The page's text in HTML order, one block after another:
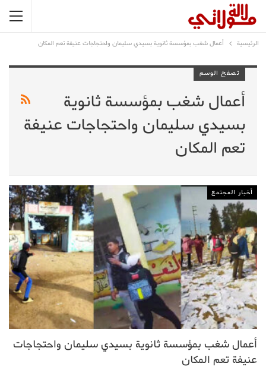
الرئيسية أعمال شغب بمؤسسة ثانوية بسيدي سليمان واحتجاجات عنيفة تعم المكان
تصفح الوسم
أعمال شغب بمؤسسة ثانوية
بسيدي سليمان واحتجاجات عنيفة
تعم المكان
أخبار المجتمع
أعمال شغب بمؤسسة ثانوية بسيدي سليمان واحتجاجات
عنيفة تعم المكان